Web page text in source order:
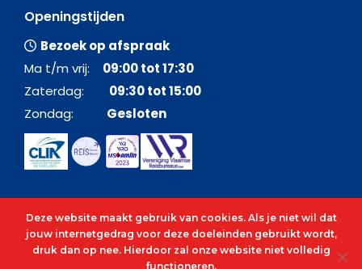
Openingstijden
Bezoek op afspraak
Ma t/m vrij: 09:00 tot 17:30
Zaterdag: 09:30 tot 15:00
Zondag: Gesloten
Deze website maakt gebruik van cookies. Als je niet wil dat
jouw internetgedrag voor deze doeleinden gebruikt wordt,
druk dan op nee. Hierdoor zal onze website niet volledig
functioneren.